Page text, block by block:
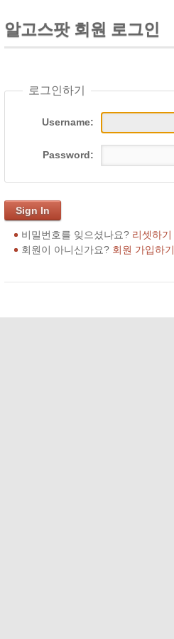
알고스팟 회원 로그인
로그인하기
Username:
Password:
Sign In
비밀번호를 잊으셨나요? 리셋하기
회원이 아니신가요? 회원 가입하기